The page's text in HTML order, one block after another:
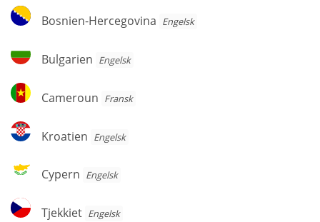
Bosnien-
Hercegovina
Bosnien-Hercegovina Engelsk
Bulgarien
Bulgarien Engelsk
Cameroun
Cameroun Fransk
Kroatien
Kroatien Engelsk
Cypern
Cypern Engelsk
Tjekkiet
Tjekkiet Engelsk